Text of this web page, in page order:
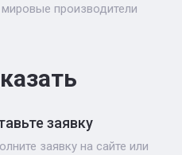
мировые производители
заявку
заявку на сайте или